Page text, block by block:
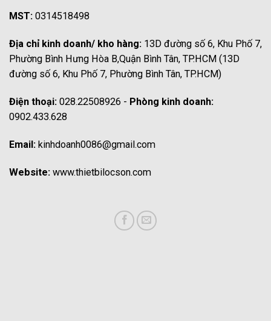
MST: 0314518498
Địa chỉ kinh doanh/ kho hàng: 13D đường số 6, Khu Phố 7,
Phường Bình Hưng Hòa B,Quận Bình Tân, TP.HCM (13D
đường số 6, Khu Phố 7, Phường Bình Tân, TP.HCM)
Điện thoại: 028.22508926 - Phòng kinh doanh:
0902.433.628
Email: kinhdoanh0086@gmail.com
Website: www.thietbilocson.com